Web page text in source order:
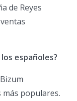
de Reyes
españoles?
populares.